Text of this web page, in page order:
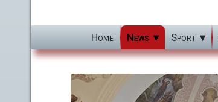
Home News Sport